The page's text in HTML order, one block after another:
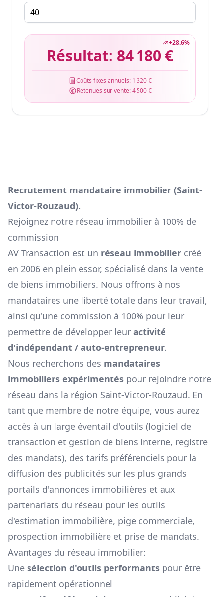
+28.6%
Résultat: 84 180 €
Coûts fixes annuels: 1 320 €
Retenues sur vente:4 500 €
Recrutement mandataire immobilier (Saint-
Victor-Rouzaud).
Rejoignez notre réseau immobilier à 100% de
commission
AV Transaction est un réseau immobilier créé
en 2006 en plein essor, spécialisé dans la vente
de biens immobiliers. Nous offrons à nos
mandataires une liberté totale dans leur travail,
ainsi qu'une commission à 100% pour leur
permettre de développer leur activité
d'indépendant / auto-entrepreneur.
Nous recherchons des mandataires
immobiliers expérimentés pour rejoindre notre
réseau dans la région Saint-Victor-Rouzaud. En
tant que membre de notre équipe, vous aurez
accès à un large éventail d'outils (logiciel de
transaction et gestion de biens interne, registre
des mandats), des tarifs préférenciels pour la
diffusion des publicités sur les plus grands
portails d'annonces immobilières et aux
partenariats du réseau pour les outils
d'estimation immobilière, pige commerciale,
prospection immobilière et prise de mandats.
Avantages du réseau immobilier:
Une sélection d'outils performants pour être
rapidement opérationnel